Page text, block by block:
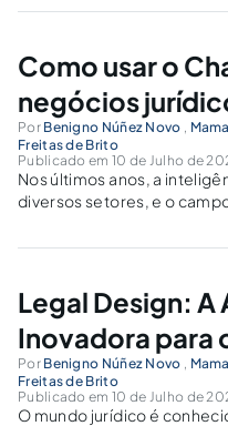
Como usar o
negócios
Por Benigno Núñez Novo ,
Freitas de Brito
Publicado em 10 de Julho de
Nos últimos anos, a
diversos setores, e o
baseada em inteligência
Legal Design:
Inovadora para
Por Benigno Núñez Novo ,
Freitas de Brito
Publicado em 10 de Julho de
O mundo jurídico é